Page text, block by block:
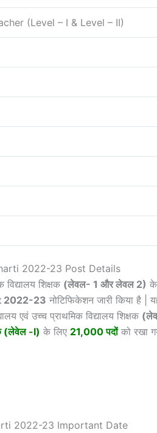
(Level – I & Level – II)
2022-23 Post Details
विद्यालय शिक्षक (लेवल- 1 और लेवल 2)
2022-23 नोटिफिकेशन जारी किया है |
एवं उच्च प्राथमिक विद्यालय शिक्षक
(लेवेल -I) के लिए 21,000 पदोंको रखा
2022-23 Important Date